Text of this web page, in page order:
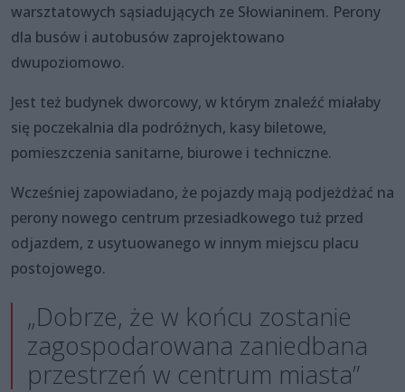
warsztatowych sąsiadujących ze Słowianinem. Perony
dla busów i autobusów zaprojektowano
dwupoziomowo.
Jest też budynek dworcowy, w którym znaleźć miałaby
się poczekalnia dla podróżnych, kasy biletowe,
pomieszczenia sanitarne, biurowe i techniczne.
Wcześniej zapowiadano, że pojazdy mają podjeżdżać na
perony nowego centrum przesiadkowego tuż przed
odjazdem, z usytuowanego w innym miejscu placu
postojowego.
„Dobrze, że w końcu zostanie
zagospodarowana zaniedbana
przestrzeń w centrum miasta”